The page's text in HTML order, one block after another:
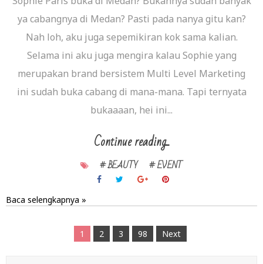
ya cabangnya di Medan? Pasti pada nanya gitu kan?
Nah loh, aku juga sepemikiran kok sama kalian.
Selama ini aku juga mengira kalau Sophie yang
merupakan brand bersistem Multi Level Marketing
ini sudah buka cabang di mana-mana. Tapi ternyata
bukaaaan, hei ini...
Continue reading...
# BEAUTY # EVENT
Baca selengkapnya »
1 2 3 98 Next